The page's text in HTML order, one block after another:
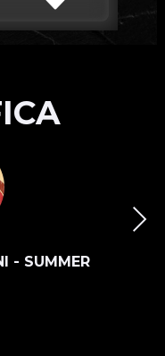
- SUMMER